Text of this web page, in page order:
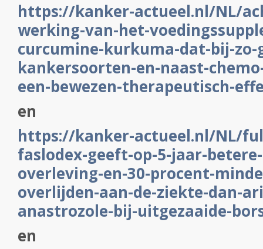
https://kanker-actueel.nl/NL/
werking-van-het-
curcumine-kurkuma-dat-bij-zo-
kankersoorten-en-naast-
een-bewezen-therapeutisch-
en
https://kanker-actueel.nl/NL/
faslodex-geeft-op-5-jaar-
overleving-en-30-procent-
overlijden-aan-de-ziekte-dan-
anastrozole-bij-uitgezaaide-
en